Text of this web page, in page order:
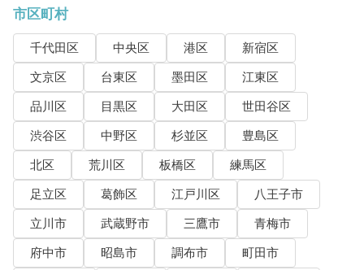
市区町村
千代田区 中央区 港区
新宿区
文京区
台東区 墨田区
江東区
品川区
目黒区 大田区
世田谷区
渋谷区
中野区 杉並区
豊島区
北区
荒川区 板橋区
練馬区
足立区
葛飾区 江戸川区
八王子市
立川市
武蔵野市 三鷹市
青梅市
府中市
昭島市 調布市
町田市